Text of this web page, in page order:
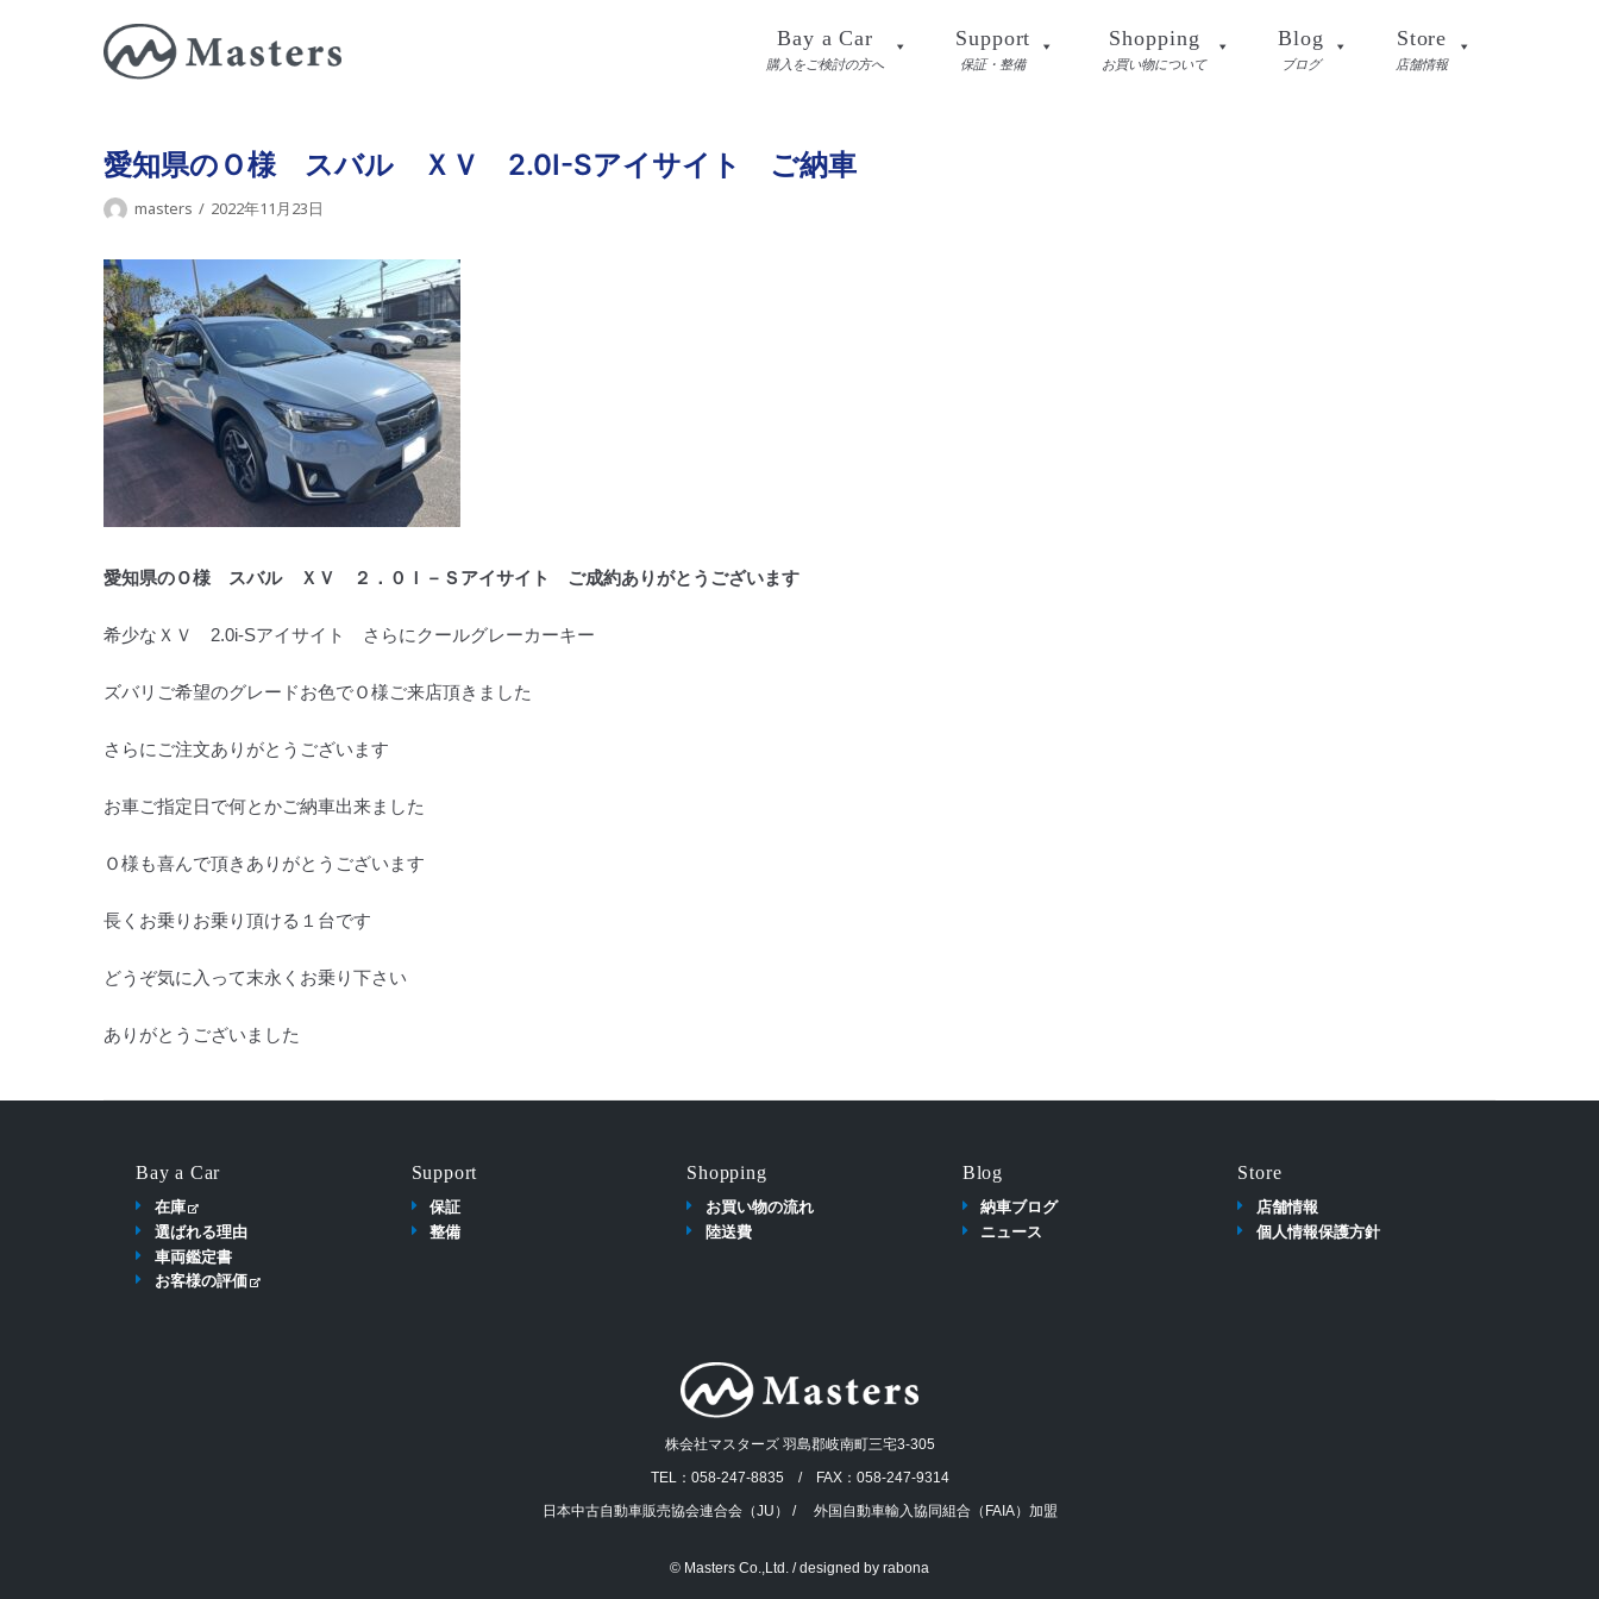
Bay a Car
購入をご検討の方へ
Support
保証・整備
Shopping
お買い物について
Blog
ブログ
Store
店舗情報
愛知県のＯ様 スバル ＸＶ 2.0I-Sアイサイト ご納車
masters 2022年11月23日
愛知県のＯ様 スバル ＸＶ ２．０Ｉ－Ｓアイサイト ご成約ありがとうございます
希少なＸＶ 2.0i-Sアイサイト さらにクールグレーカーキー
ズバリご希望のグレードお色でＯ様ご来店頂きました
さらにご注文ありがとうございます
お車ご指定日で何とかご納車出来ました
Ｏ様も喜んで頂きありがとうございます
長くお乗りお乗り頂ける１台です
どうぞ気に入って末永くお乗り下さい
ありがとうございました
Bay a Car
在庫
選ばれる理由
車両鑑定書
お客様の評価
Support
保証
整備
Shopping
お買い物の流れ
陸送費
Blog
納車ブログ
ニュース
Store
店舗情報
個人情報保護方針
株会社マスターズ 羽島郡岐南町三宅3-305
TEL：058-247-8835 / FAX：058-247-9314
日本中古自動車販売協会連合会（JU） / 外国自動車輸入協同組合（FAIA）加盟
© Masters Co.,Ltd. / designed by rabona